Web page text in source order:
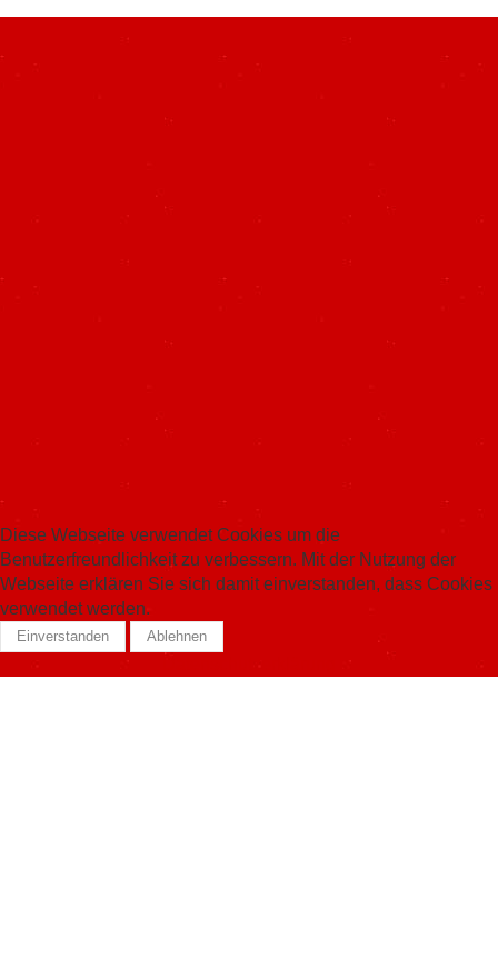
Diese Webseite verwendet Cookies um die
Benutzerfreundlichkeit zu verbessern. Mit der Nutzung der
Webseite erklären Sie sich damit einverstanden, dass Cookies
verwendet werden.
Einverstanden Ablehnen